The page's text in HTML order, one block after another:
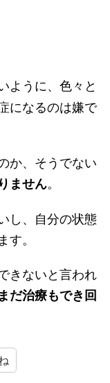
ように、色々と
になるのは嫌で
か、そうでない
ません。
し、自分の状態
。
きないと言われ
だ治療もでき回